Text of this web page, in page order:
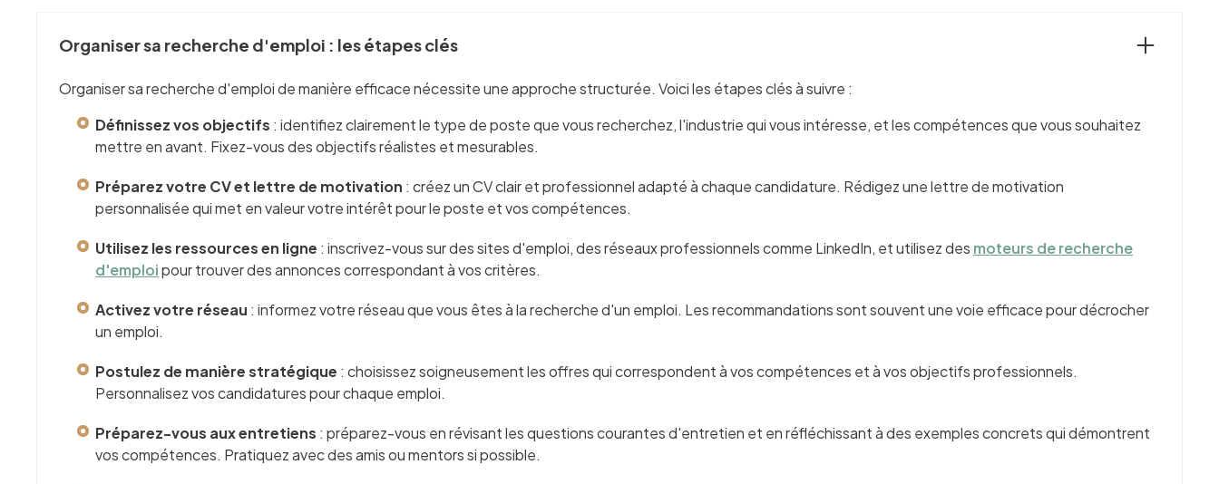
Organiser sa recherche d'emploi : les étapes clés
Organiser sa recherche d'emploi de manière efficace nécessite une approche structurée. Voici les étapes clés à suivre :
Définissez vos objectifs : identifiez clairement le type de poste que vous recherchez, l'industrie qui vous intéresse, et les compétences que vous souhaitez
mettre en avant. Fixez-vous des objectifs réalistes et mesurables.
Préparez votre CV et lettre de motivation : créez un CV clair et professionnel adapté à chaque candidature. Rédigez une lettre de motivation
personnalisée qui met en valeur votre intérêt pour le poste et vos compétences.
Utilisez les ressources en ligne : inscrivez-vous sur des sites d'emploi, des réseaux professionnels comme LinkedIn, et utilisez des moteurs de recherche
d'emploipour trouver des annonces correspondant à vos critères.
Activez votre réseau : informez votre réseau que vous êtes à la recherche d'un emploi. Les recommandations sont souvent une voie efficace pour décrocher
un emploi.
Postulez de manière stratégique : choisissez soigneusement les offres qui correspondent à vos compétences et à vos objectifs professionnels.
Personnalisez vos candidatures pour chaque emploi.
Préparez-vous aux entretiens : préparez-vous en révisant les questions courantes d'entretien et en réfléchissant à des exemples concrets qui démontrent
vos compétences. Pratiquez avec des amis ou mentors si possible.